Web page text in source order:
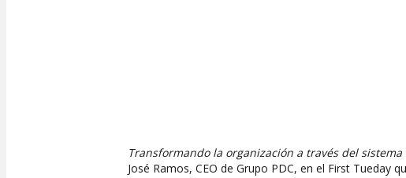
Transformando la organización a través del
José Ramos, CEO de Grupo PDC, en el First Tueday